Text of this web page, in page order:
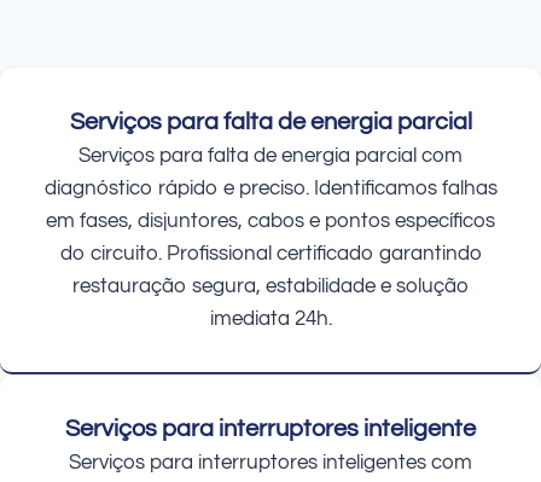
Serviços para falta de energia parcial
Serviços para falta de energia parcial com
diagnóstico rápido e preciso. Identificamos falhas
em fases, disjuntores, cabos e pontos específicos
do circuito. Profissional certificado garantindo
restauração segura, estabilidade e solução
imediata 24h.
Serviços para interruptores inteligente
Serviços para interruptores inteligentes com